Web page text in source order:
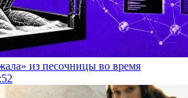
из песочницы во время